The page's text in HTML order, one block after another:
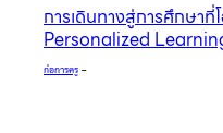
การเดินทางสู่การศึกษา
Personalized
ก่อการครู–